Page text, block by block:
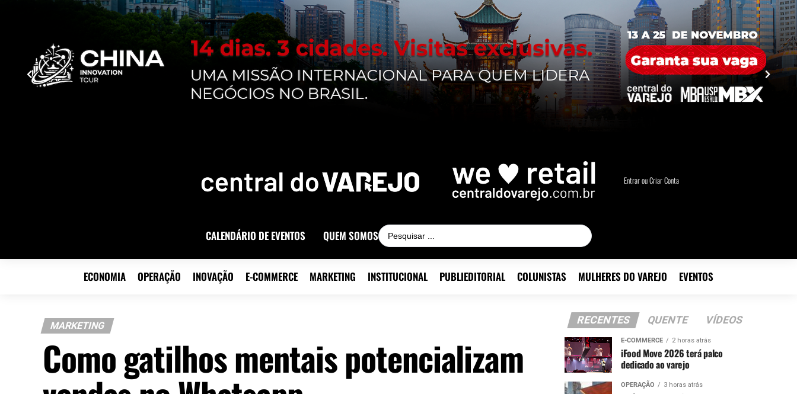
Entrar ou Criar Conta
CALENDÁRIO DE EVENTOS QUEM SOMOS
ECONOMIA OPERAÇÃO INOVAÇÃO E-COMMERCE MARKETING INSTITUCIONAL PUBLIEDITORIAL COLUNISTAS MULHERES DO VAREJO EVENTOS
MARKETING
Como gatilhos mentais potencializam
RECENTES QUENTE VÍDEOS
E-COMMERCE 2 horas atrás
iFood Move 2026 terá palco
dedicado ao varejo
OPERAÇÃO 3 horas atrás